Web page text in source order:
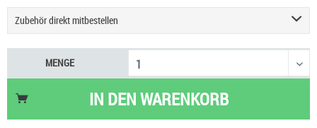
Zubehör direkt mitbestellen
Nikotin Shot 20 mg/ml UltraBio
6,50 €
Nikotinsalz Shot UltraBio 20 mg/ml
6,90 €
Basis Liquid VPG (50/50) SC - 100 ml
MENGE
IN DENWARENKORB